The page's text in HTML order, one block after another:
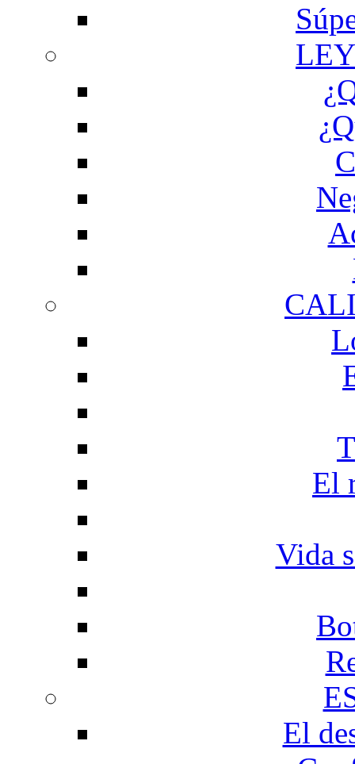
El
Vida
El